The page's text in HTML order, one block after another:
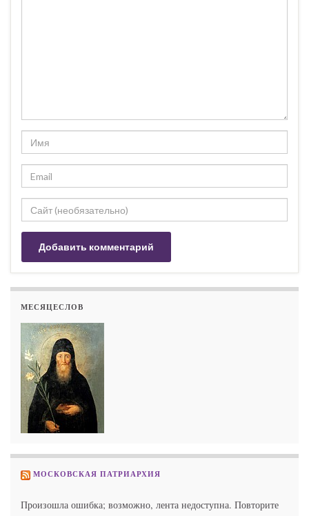
МЕСЯЦЕСЛОВ
МОСКОВСКАЯ ПАТРИАРХИЯ
Произошла ошибка; возможно, лента недоступна. Повторите